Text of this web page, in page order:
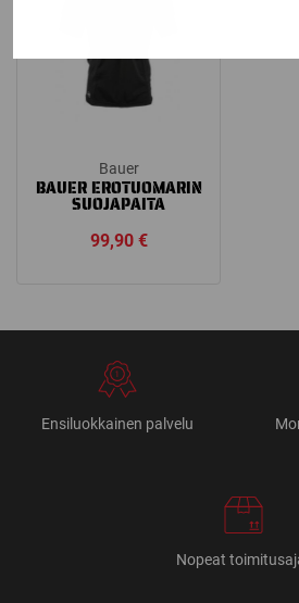
Bauer
BAUER EROTUOMARIN
SUOJAPAITA
99,90 €
Ensiluokkainen palvelu
Nopeat